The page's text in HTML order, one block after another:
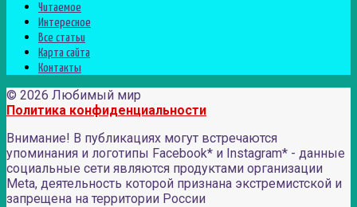
Читаемое
Интересное
Все статьи
Карта сайта
Контакты
© 2026 Любимый мир
Политика конфиденциальности
Внимание! В публикациях могут встречаются
упоминания и логотипы Facebook* и Instagram* - данные
социальные сети являются продуктами организации
Meta, деятельность которой признана экстремистской и
запрещена на территории России